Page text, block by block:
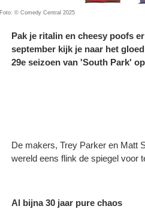
Foto: © Comedy Central 2025
Pak je ritalin en cheesy poofs
september kijk je naar het
29e seizoen van 'South Park'
De makers, Trey Parker en Matt
wereld eens flink de spiegel voor
Al bijna 30 jaar pure chaos